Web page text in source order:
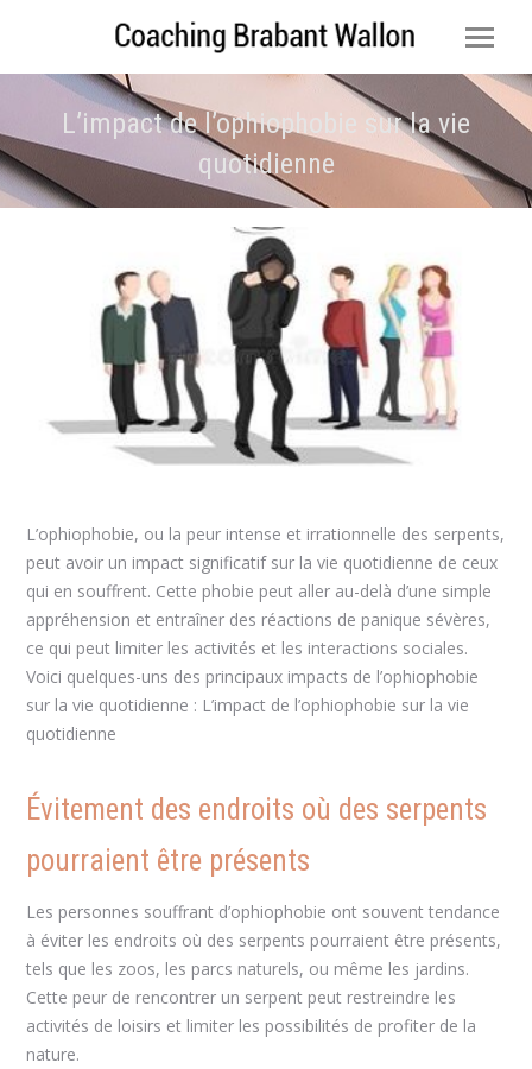
L’impact de l’ophiophobie sur la vie
quotidienne
Vous êtes ici :
L’ophiophobie, ou la peur intense et irrationnelle des serpents,
peut avoir un impact significatif sur la vie quotidienne de ceux
qui en souffrent. Cette phobie peut aller au-delà d’une simple
appréhension et entraîner des réactions de panique sévères,
ce qui peut limiter les activités et les interactions sociales.
Voici quelques-uns des principaux impacts de l’ophiophobie
sur la vie quotidienne : L’impact de l’ophiophobie sur la vie
quotidienne
Évitement des endroits où des serpents
pourraient être présents
Les personnes souffrant d’ophiophobie ont souvent tendance
à éviter les endroits où des serpents pourraient être présents,
tels que les zoos, les parcs naturels, ou même les jardins.
Cette peur de rencontrer un serpent peut restreindre les
activités de loisirs et limiter les possibilités de profiter de la
nature.